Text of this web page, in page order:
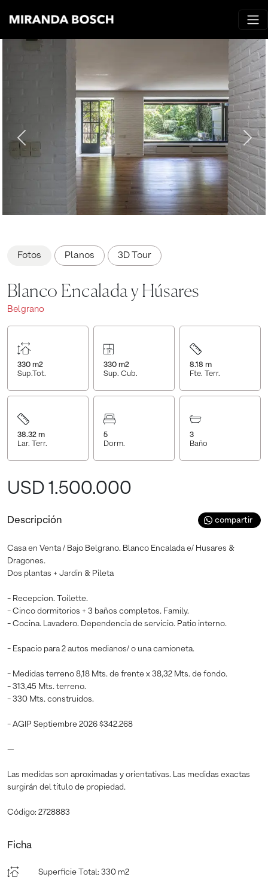
Fotos Planos 3D Tour
Blanco Encalada y Húsares
Belgrano
330 m2
Sup.Tot.
330 m2
Sup. Cub.
8.18 m
Fte. Terr.
38.32 m
Lar. Terr.
5
Dorm.
3
Baño
USD 1.500.000
Descripción compartir
Casa en Venta / Bajo Belgrano. Blanco Encalada e/ Husares &
Dragones.
Dos plantas + Jardin & Pileta
- Recepcion. Toilette.
- Cinco dormitorios + 3 baños completos. Family.
- Cocina. Lavadero. Dependencia de servicio. Patio interno.
- Espacio para 2 autos medianos/ o una camioneta.
- Medidas terreno 8,18 Mts. de frente x 38,32 Mts. de fondo.
- 313,45 Mts. terreno.
- 330 Mts. construidos.
- AGIP Septiembre 2026 $342.268
—
Las medidas son aproximadas y orientativas. Las medidas exactas
surgirán del título de propiedad.
Código: 2728883
Ficha
Superficie Total : 330 m2